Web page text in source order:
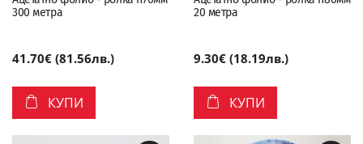
300 метра
41.70€ (81.56лв.)
КУПИ
20 метра
9.30€ (18.19лв.)
КУПИ